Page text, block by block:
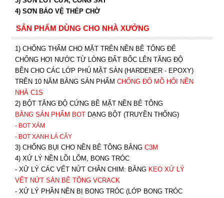
4) SƠN BẢO VỆ THÉP CHỜ
SẢN PHẨM DÙNG CHO NHÀ XƯỞNG
1) CHỐNG THẤM CHO MẶT TRÊN NỀN BÊ TÔNG ĐỂ
CHỐNG HƠI NƯỚC TỪ LÒNG ĐẤT BỐC LÊN TĂNG ĐỘ
BỀN CHO CÁC LỚP PHỦ MẶT SÀN (HARDENER - EPOXY)
TRÊN 10 NĂM BẰNG SẢN PHẨM CHỐNG ĐỔ MỒ HÔI NỀN
NHÀ C1S
2) BỘT TĂNG ĐỘ CỨNG BỀ MẶT NỀN BÊ TÔNG
BẰNG SẢN PHẨM BOTDẠNG BỘT (TRUYỀN THỐNG)
- BOT XÁM
- BOT XANH LÁ CÂY
3) CHỐNG BỤI CHO NỀN BÊ TÔNG BẰNG C3M
4) XỬ LÝ NỀN LỒI LÕM, BONG TRÓC
- XỬ LÝ CÁC VẾT NỨT CHÂN CHIM: BẰNG KEO XỬ LÝ
VẾT NỨT SÀN BÊ TÔNG VCRACK
- XỬ LÝ PHẦN NỀN BỊ BONG TRÓC (LỚP BONG TRÓC